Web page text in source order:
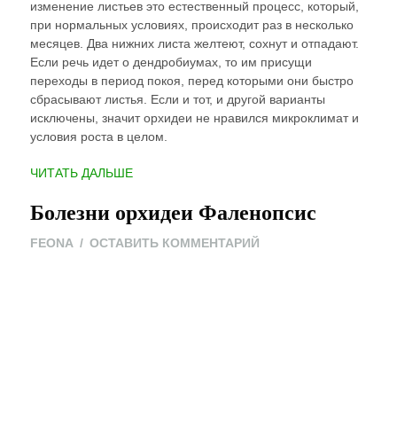
изменение листьев это естественный процесс, который,
при нормальных условиях, происходит раз в несколько
месяцев. Два нижних листа желтеют, сохнут и отпадают.
Если речь идет о дендробиумах, то им присущи
переходы в период покоя, перед которыми они быстро
сбрасывают листья. Если и тот, и другой варианты
исключены, значит орхидеи не нравился микроклимат и
условия роста в целом.
ЧИТАТЬ ДАЛЬШЕ“РЕАНИМАЦИЯ
Болезни орхидеи Фаленопсис
FEONA ОСТАВИТЬ КОММЕНТАРИЙON